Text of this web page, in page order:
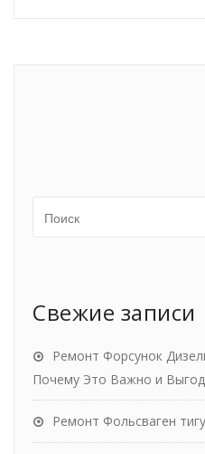
Свежие записи
Ремонт Форсунок
Почему Это Важно и
Ремонт Фольсваген